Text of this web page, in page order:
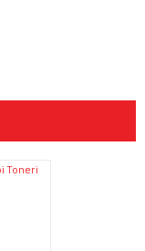
formunu